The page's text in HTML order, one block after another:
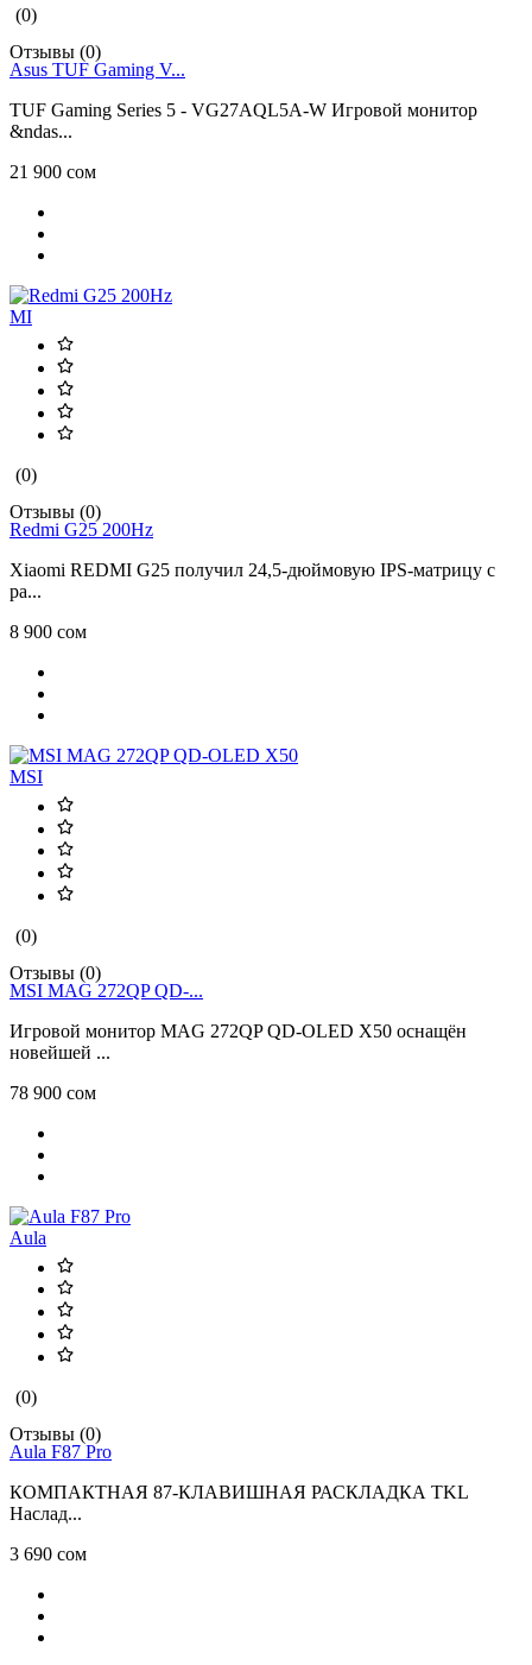
(0)
Отзывы (0)
Asus TUF Gaming V...
TUF Gaming Series 5 - VG27AQL5A-W Игровой монитор
&ndas...
21 900 сом
MI
(0)
Отзывы (0)
Redmi G25 200Hz
Xiaomi REDMI G25 получил 24,5-дюймовую IPS-матрицу с
ра...
8 900 сом
MSI
(0)
Отзывы (0)
MSI MAG 272QP QD-...
Игровой монитор MAG 272QP QD-OLED X50 оснащён
новейшей ...
78 900 сом
Aula
(0)
Отзывы (0)
Aula F87 Pro
КОМПАКТНАЯ 87-КЛАВИШНАЯ РАСКЛАДКА TKL
Наслад...
3 690 сом